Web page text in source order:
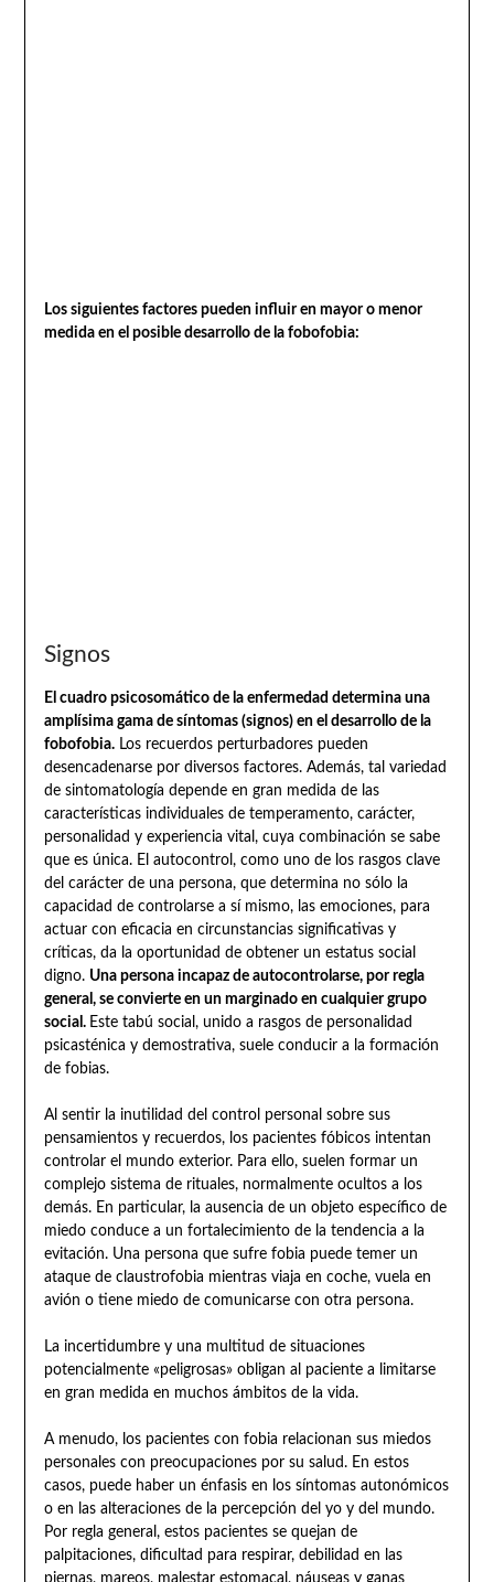
Los siguientes factores pueden influir en mayor o menor
medida en el posible desarrollo de la fobofobia:
Signos
El cuadro psicosomático de la enfermedad determina una
amplísima gama de síntomas (signos) en el desarrollo de la
fobofobia.Los recuerdos perturbadores pueden
desencadenarse por diversos factores. Además, tal variedad
de sintomatología depende en gran medida de las
características individuales de temperamento, carácter,
personalidad y experiencia vital, cuya combinación se sabe
que es única. El autocontrol, como uno de los rasgos clave
del carácter de una persona, que determina no sólo la
capacidad de controlarse a sí mismo, las emociones, para
actuar con eficacia en circunstancias significativas y
críticas, da la oportunidad de obtener un estatus social
digno. Una persona incapaz de autocontrolarse, por regla
general, se convierte en un marginado en cualquier grupo
social. Este tabú social, unido a rasgos de personalidad
psicasténica y demostrativa, suele conducir a la formación
de fobias.
Al sentir la inutilidad del control personal sobre sus
pensamientos y recuerdos, los pacientes fóbicos intentan
controlar el mundo exterior. Para ello, suelen formar un
complejo sistema de rituales, normalmente ocultos a los
demás. En particular, la ausencia de un objeto específico de
miedo conduce a un fortalecimiento de la tendencia a la
evitación. Una persona que sufre fobia puede temer un
ataque de claustrofobia mientras viaja en coche, vuela en
avión o tiene miedo de comunicarse con otra persona.
La incertidumbre y una multitud de situaciones
potencialmente «peligrosas» obligan al paciente a limitarse
en gran medida en muchos ámbitos de la vida.
A menudo, los pacientes con fobia relacionan sus miedos
personales con preocupaciones por su salud. En estos
casos, puede haber un énfasis en los síntomas autonómicos
o en las alteraciones de la percepción del yo y del mundo.
Por regla general, estos pacientes se quejan de
palpitaciones, dificultad para respirar, debilidad en las